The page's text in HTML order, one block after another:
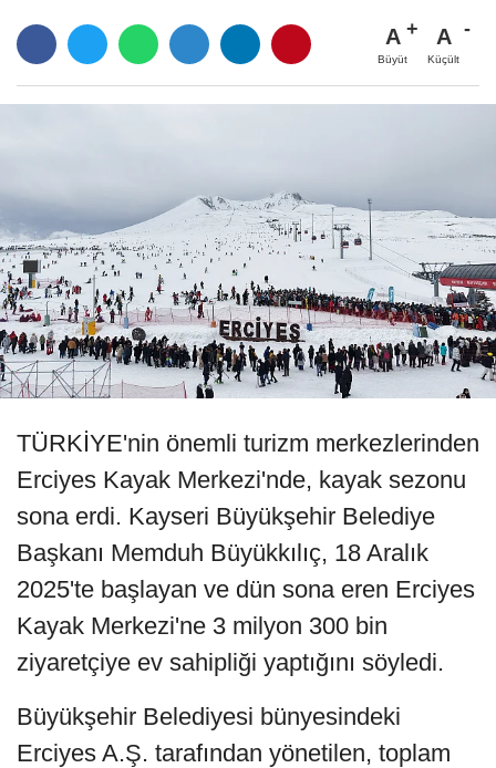
A
Büyüt
A
Küçült
TÜRKİYE'nin önemli turizm merkezlerinden
Erciyes Kayak Merkezi'nde, kayak sezonu
sona erdi. Kayseri Büyükşehir Belediye
Başkanı Memduh Büyükkılıç, 18 Aralık
2025'te başlayan ve dün sona eren Erciyes
Kayak Merkezi'ne 3 milyon 300 bin
ziyaretçiye ev sahipliği yaptığını söyledi.
Büyükşehir Belediyesi bünyesindeki
Erciyes A.Ş. tarafından yönetilen, toplam